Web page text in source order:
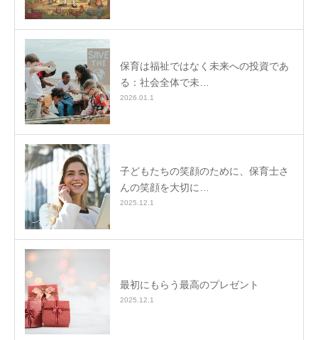
保育は福祉ではなく未来への投資であ
る：社会全体で未…
2026.01.1
子どもたちの笑顔のために、保育士さ
んの笑顔を大切に…
2025.12.1
最初にもらう最高のプレゼント
2025.12.1